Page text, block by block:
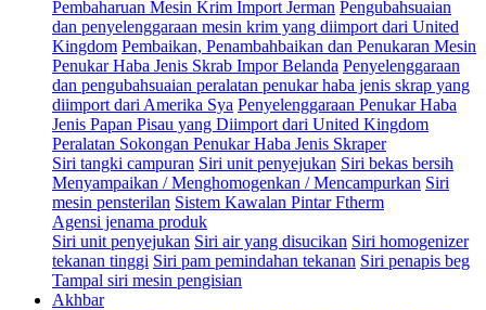
Pembaharuan Mesin Krim Import Jerman Pengubahsuaian
dan penyelenggaraan mesin krim yang diimport dari United
Kingdom Pembaikan, Penambahbaikan dan Penukaran Mesin
Penukar Haba Jenis Skrab Impor Belanda Penyelenggaraan
dan pengubahsuaian peralatan penukar haba jenis skrap yang
diimport dari Amerika Sya Penyelenggaraan Penukar Haba
Jenis Papan Pisau yang Diimport dari United Kingdom
Peralatan Sokongan Penukar Haba Jenis Skraper
Siri tangki campuran Siri unit penyejukan Siri bekas bersih
Menyampaikan / Menghomogenkan / Mencampurkan Siri
mesin pensterilan Sistem Kawalan Pintar Ftherm
Agensi jenama produk
Siri unit penyejukan Siri air yang disucikan Siri homogenizer
tekanan tinggi Siri pam pemindahan tekanan Siri penapis beg
Tampal siri mesin pengisian
Akhbar